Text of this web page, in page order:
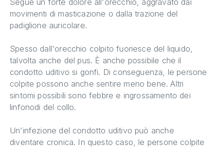
movimenti di masticazione o dalla trazione del
padiglione auricolare.
Spesso dall'orecchio colpito fuoriesce del liquido,
talvolta anche del pus. È anche possibile che il
condotto uditivo si gonfi. Di conseguenza, le persone
colpite possono anche sentire meno bene. Altri
sintomi possibili sono febbre e ingrossamento dei
linfonodi del collo.
Un'infezione del condotto uditivo può anche
diventare cronica. In questo caso, le persone colpite